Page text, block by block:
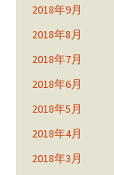
2018年9月
2018年8月
2018年7月
2018年6月
2018年5月
2018年4月
2018年3月